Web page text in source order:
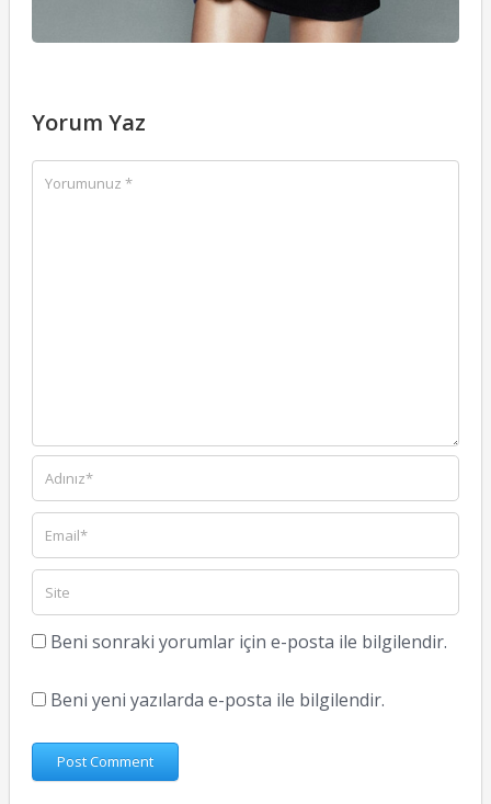
Yorum Yaz
Beni sonraki yorumlar için e-posta ile bilgilendir.
Beni yeni yazılarda e-posta ile bilgilendir.